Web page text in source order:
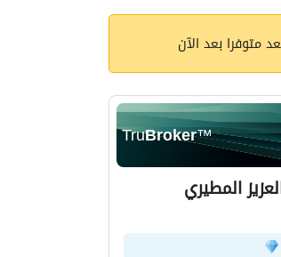
متوفرا بعد الآن
TruBroker™
المطيري